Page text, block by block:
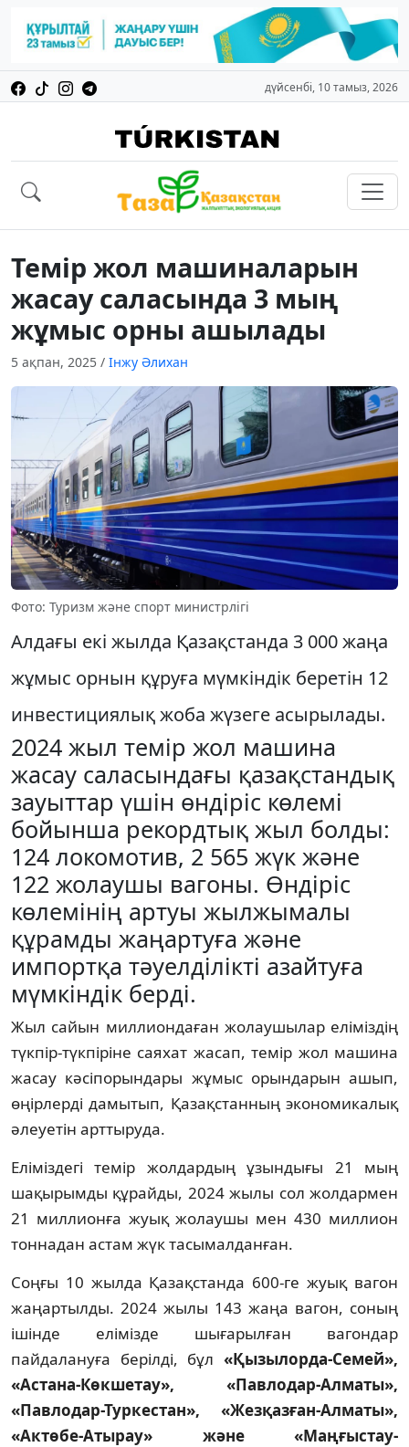
дүйсенбі, 10 тамыз, 2026
Темір жол машиналарын
жасау саласында 3 мың
жұмыс орны ашылады
5 ақпан, 2025 / Інжу Әлихан
Фото: Туризм және спорт министрлігі
Алдағы екі жылда Қазақстанда 3 000 жаңа
жұмыс орнын құруға мүмкіндік беретін 12
инвестициялық жоба жүзеге асырылады.
2024 жыл темір жол машина
жасау саласындағы қазақстандық
зауыттар үшін өндіріс көлемі
бойынша рекордтық жыл болды:
124 локомотив, 2 565 жүк және
122 жолаушы вагоны. Өндіріс
көлемінің артуы жылжымалы
құрамды жаңартуға және
импортқа тәуелділікті азайтуға
мүмкіндік берді.
Жыл сайын миллиондаған жолаушылар еліміздің
түкпір-түкпіріне саяхат жасап, темір жол машина
жасау кәсіпорындары жұмыс орындарын ашып,
өңірлерді дамытып, Қазақстанның экономикалық
әлеуетін арттыруда.
Еліміздегі темір жолдардың ұзындығы 21 мың
шақырымды құрайды, 2024 жылы сол жолдармен
21 миллионға жуық жолаушы мен 430 миллион
тоннадан астам жүк тасымалданған.
Соңғы 10 жылда Қазақстанда 600-ге жуық вагон
жаңартылды. 2024 жылы 143 жаңа вагон, соның
ішінде елімізде шығарылған вагондар
пайдалануға берілді, бұл «Қызылорда-Семей»,
«Астана-Көкшетау», «Павлодар-Алматы»,
«Павлодар-Туркестан», «Жезқазған-Алматы»,
«Актөбе-Атырау» және «Маңғыстау-